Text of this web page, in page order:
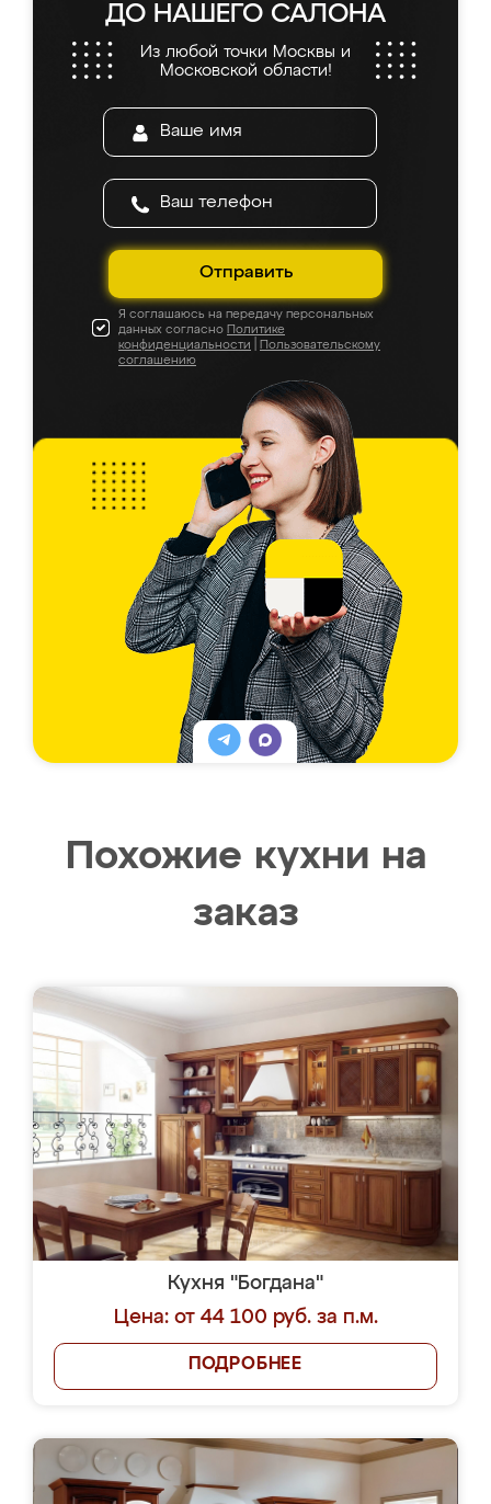
ДО НАШЕГО САЛОНА
Из любой точки Москвы и
Московской области!
Отправить
Я соглашаюсь на передачу персональных
данных согласно Политике
конфиденциальности
Пользовательскому
соглашению
Похожие кухни на
заказ
Кухня "Богдана"
Цена: от 44 100 руб. за п.м.
ПОДРОБНЕЕ